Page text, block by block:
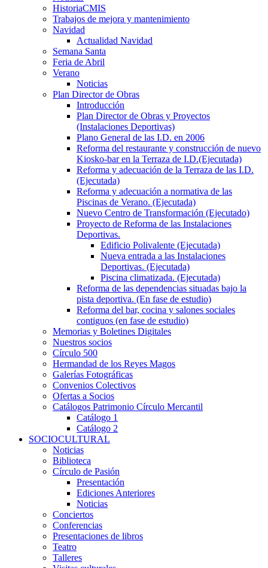
HistoriaCMIS
Trabajos de mejora y mantenimiento
Navidad
Actualidad Navidad
Semana Santa
Feria de Abril
Verano
Noticias
Plan Director de Obras
Introducción
Plan Director de Obras y Proyectos
(Instalaciones Deportivas)
Plano General de las I.D. en 2006
Reforma del restaurante y construcción de nuevo
Kiosko-bar en la Terraza de I.D.(Ejecutada)
Reforma y adecuación de la Terraza de las I.D.
(Ejecutada)
Reforma y adecuación a normativa de las
Piscinas de Verano. (Ejecutada)
Nuevo Centro de Transformación (Ejecutado)
Proyecto de Reforma de las Instalaciones
Deportivas.
Edificio Polivalente (Ejecutada)
Nueva entrada a las Instalaciones
Deportivas. (Ejecutada)
Piscina climatizada. (Ejecutada)
Reforma de las dependencias situadas bajo la
pista deportiva. (En fase de estudio)
Reforma del bar, cocina y salones sociales
contiguos (en fase de estudio)
Memorias y Boletines Digitales
Nuestros socios
Círculo 500
Hermandad de los Reyes Magos
Galerías Fotográficas
Convenios Colectivos
Ofertas a Socios
Catálogos Patrimonio Círculo Mercantil
Catálogo 1
Catálogo 2
SOCIOCULTURAL
Noticias
Biblioteca
Círculo de Pasión
Presentación
Ediciones Anteriores
Noticias
Conciertos
Conferencias
Presentaciones de libros
Teatro
Talleres